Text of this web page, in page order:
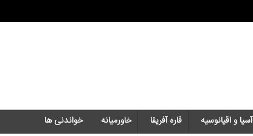
آسیا و اقیانوسیه قاره آفریقا خاورمیانه‌ خواندنی ها